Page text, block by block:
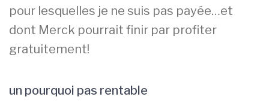
pour lesquelles je ne suis pas payée…et
dont Merck pourrait finir par profiter
gratuitement!
un pourquoi pas rentable